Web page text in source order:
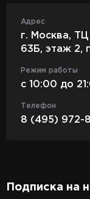
Адрес
г. Москва,
63Б, этаж 2,
Режим работы
c 10:00 до
Телефон
8 (495) 972-
Подписка на